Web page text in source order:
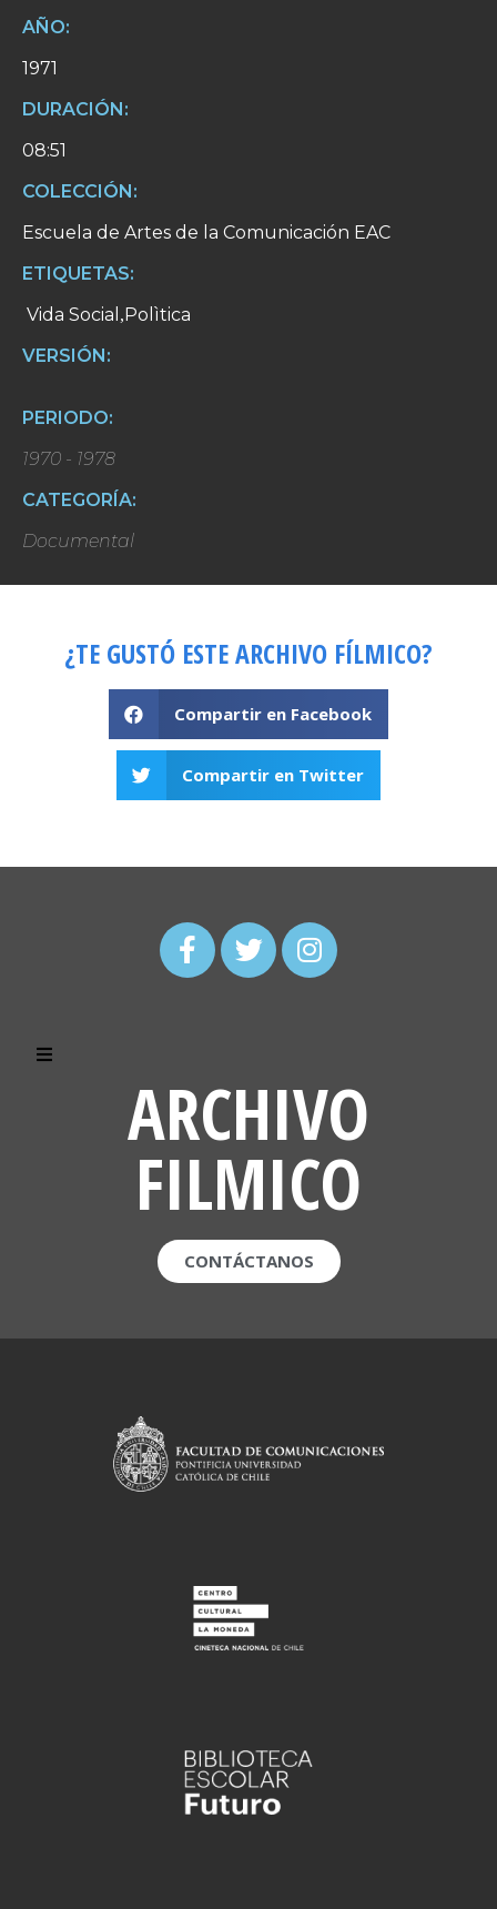
AÑO:
1971
DURACIÓN:
08:51
COLECCIÓN:
Escuela de Artes de la Comunicación EAC
ETIQUETAS:
Vida Social ,Polìtica
VERSIÓN:
PERIODO:
1970 - 1978
CATEGORÍA:
Documental
¿TE GUSTÓ ESTE ARCHIVO FÍLMICO?
Compartir en Facebook
Compartir en Twitter
ARCHIVO
FILMICO
CONTÁCTANOS